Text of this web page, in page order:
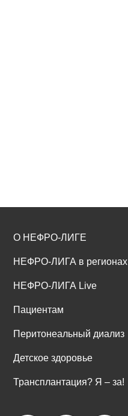
О НЕФРО-ЛИГЕ
НЕФРО-ЛИГА в регионах
НЕФРО-ЛИГА Live
Пациентам
Перитонеальный диализ
Детское здоровье
Трансплантация? Я ‒ за!